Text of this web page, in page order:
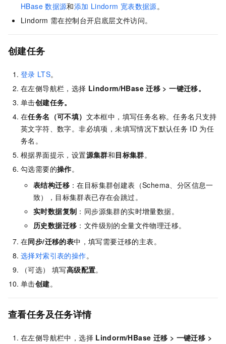
HBase 数据源和添加 Lindorm 宽表数据源。
Lindorm 需在控制台开启底层文件访问。
创建任务
登录 LTS。
在左侧导航栏，选择 Lindorm/HBase 迁移 >一键迁移。
单击创建任务。
在任务名（可不填） 文本框中，填写任务名称。任务名只支持
英文字符、数字。非必填项，未填写情况下默认任务 ID 为任
务名。
根据界面提示，设置源集群和目标集群。
勾选需要的操作。
表结构迁移 ：在目标集群创建表（Schema、分区信息一
致），目标集群表已存在会跳过。
实时数据复制 ：同步源集群的实时增量数据。
历史数据迁移 ：文件级别的全量文件物理迁移。
在同步/迁移的表中，填写需要迁移的主表。
选择对索引表的操作。
（可选） 填写高级配置。
单击创建。
查看任务及任务详情
在左侧导航栏中，选择 Lindorm/HBase 迁移 > 一键迁移 >